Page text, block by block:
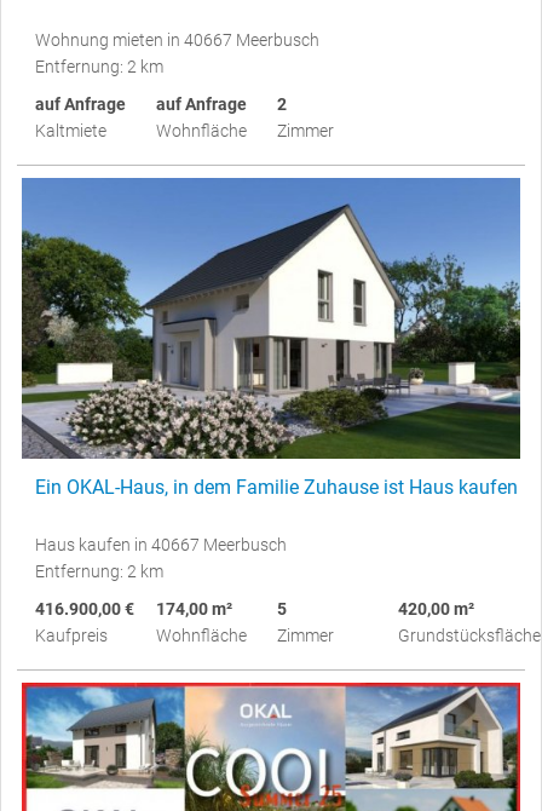
Wohnung mieten in 40667 Meerbusch
Entfernung: 2 km
auf Anfrage
Kaltmiete
auf Anfrage
Wohnfläche
2
Zimmer
Ein OKAL-Haus, in dem Familie Zuhause ist Haus kaufen
Haus kaufen in 40667 Meerbusch
Entfernung: 2 km
416.900,00 €
Kaufpreis
174,00 m²
Wohnfläche
5
Zimmer
420,00 m²
Grundstücksfläche